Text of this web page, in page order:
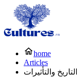
home
Articles
والتأثيرات